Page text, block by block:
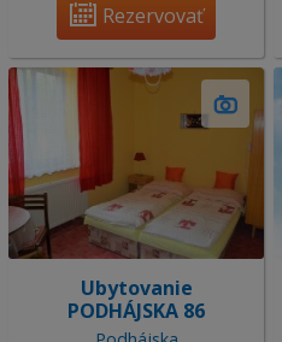
Rezervovať
Ubytovanie
PODHÁJSKA 86